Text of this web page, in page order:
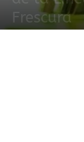
Frescura